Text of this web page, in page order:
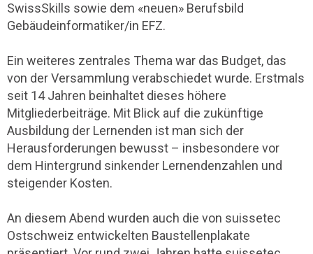
SwissSkills sowie dem «neuen» Berufsbild
Gebäudeinformatiker/in EFZ.
Ein weiteres zentrales Thema war das Budget, das
von der Versammlung verabschiedet wurde. Erstmals
seit 14 Jahren beinhaltet dieses höhere
Mitgliederbeiträge. Mit Blick auf die zukünftige
Ausbildung der Lernenden ist man sich der
Herausforderungen bewusst – insbesondere vor
dem Hintergrund sinkender Lernendenzahlen und
steigender Kosten.
An diesem Abend wurden auch die von suissetec
Ostschweiz entwickelten Baustellenplakate